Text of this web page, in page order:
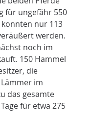
für ungefähr 550
nur 113
werden.
noch im
150 Hammel
die
im
das gesamte
für etwa 275